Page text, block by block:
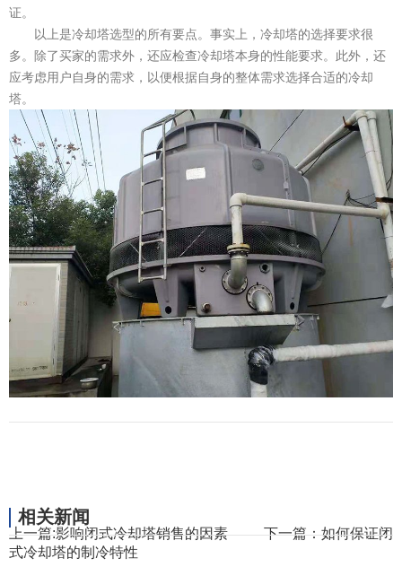
证。
以上是冷却塔选型的所有要点。事实上，冷却塔的选择要求很
多。除了买家的需求外，还应检查冷却塔本身的性能要求。此外，还
应考虑用户自身的需求，以便根据自身的整体需求选择合适的冷却
塔。
上一篇:影响闭式冷却塔销售的因素下一篇：如何保证闭
式冷却塔的制冷特性
相关新闻